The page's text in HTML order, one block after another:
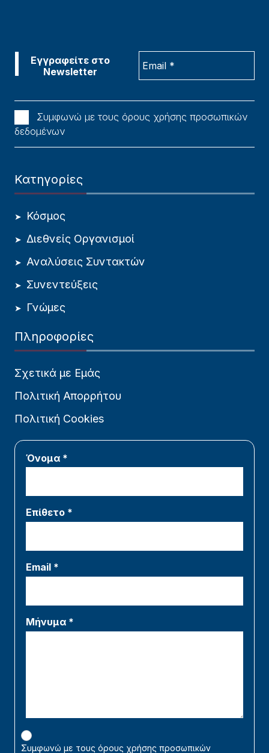
Συμφωνώ με τους όρους χρήσης προσωπικών
δεδομένων
Κατηγορίες
Κόσμος
Διεθνείς Οργανισμοί
Αναλύσεις Συντακτών
Συνεντεύξεις
Γνώμες
Πληροφορίες
Σχετικά με Εμάς
Πολιτική Απορρήτου
Πολιτική Cookies
Όνομα *
Επίθετο *
Email *
Μήνυμα *
Συμφωνώ με τους όρους χρήσης προσωπικών